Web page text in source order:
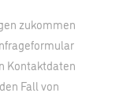
zukommen
Kontaktdaten
Fall von